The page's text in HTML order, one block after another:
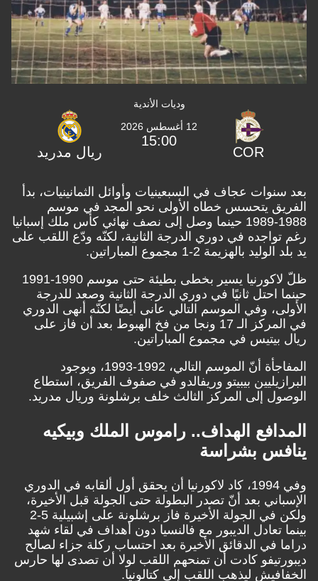
وديات الأندية
COR
12 أغسطس 2026
15:00
ريال مدريد
بعد سنوات عجاف في السبعينيات وأوائل الثمانينيات، بدأ
الفريق يتحسس خطاه الأولى نحو المجد في موسم
1988-1989 حينما وصل إلى نصف نهائي كأس ملك إسبانيا
رغم تواجده في دوري الدرجة الثانية، لكنّه ودّع اللقب على
يد بلد الوليد بالهزيمة 2-1 مجموع المباراتين.
ظلّ لاكورنيا يسير بخطى بطيئة حتى موسم 1990-1991
حينما احتل ثانيًا في دوري الدرجة الثانية وصعد للدرجة
الأولى، وفي الموسم التالي عانى أيضًا لكنّه أنهى الدوري
في المركز الـ 17 ونجا من فخ الهبوط بعد أن فاز على
ريال بيتيس في مجموع المباراتين.
المفاجأة أنّ الموسم التالي، 1992-1993، وبوجود
البرازيليين بيبيتو وريفالدو في صفوف الفريق، استطاع
الوصول إلى المركز الثالث خلف برشلونة وريال مدريد.
المدافع الهداف.. راموس الملك وبيكيه
ينافس بشراسة
وفي 1994، كاد لاكورنيا أن يحقق أول ألقابه في الدوري
الإسباني بعد أنّ تصدر البطولة حتى الجولة قبل الأخيرة،
ولكن في الجولة الأخيرة فاز برشلونة على إشبيلية 5-2
بينما تعادل الديبور مع فالنسيا دون أهداف في لقاء شهد
دراما في الدقائق الأخيرة بعد احتساب ركلة جزاء لصالح
ديبورتيفو كادت أن تمنحهم اللقب لولا أن تصدى لها حارس
الخفافيش ليذهب اللقب إلى كتالونيا.